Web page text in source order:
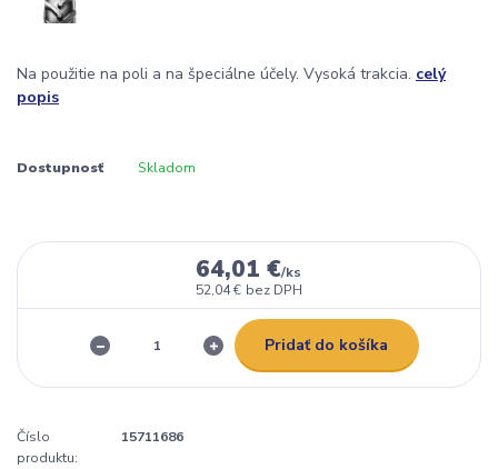
Na použitie na poli a na špeciálne účely. Vysoká trakcia. celý
popis
Dostupnosť Skladom
64,01 €/ks
52,04 € bez DPH
Pridať do košíka
Číslo
produktu:
15711686